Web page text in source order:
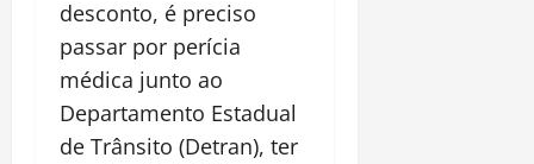
desconto, é preciso
passar por perícia
médica junto ao
Departamento Estadual
de Trânsito (Detran), ter